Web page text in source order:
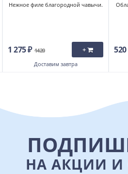
Нежное филе благородной чавычи.
1 275 ₽ 1420 +
Доставим завтра
520
НА АКЦИИ И